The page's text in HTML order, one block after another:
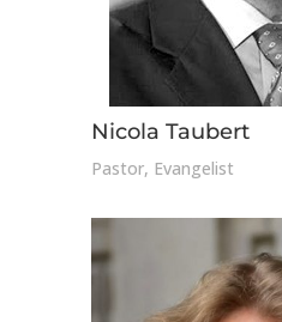
Nicola Taubert
Pastor, Evangelist